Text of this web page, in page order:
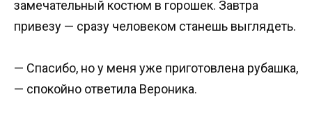
замечательный костюм в горошек. Завтра
привезу — сразу человеком станешь выглядеть.
— Спасибо, но у меня уже приготовлена рубашка,
— спокойно ответила Вероника.